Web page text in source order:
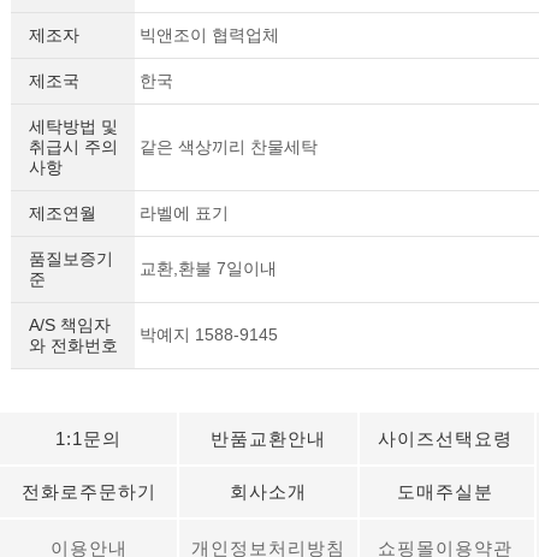
제조자 빅앤조이 협력업체
제조국 한국
세탁방법 및
취급시 주의
사항
같은 색상끼리 찬물세탁
제조연월 라벨에 표기
품질보증기
준
교환,환불 7일이내
A/S 책임자
와 전화번호
박예지 1588-9145
1:1문의 반품교환안내 사이즈선택요령
전화로주문하기 회사소개 도매주실분
이용안내 개인정보처리방침 쇼핑몰이용약관